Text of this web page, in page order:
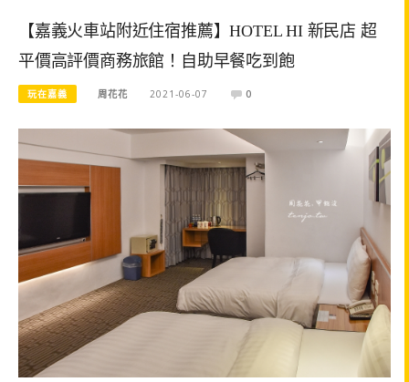
【嘉義火車站附近住宿推薦】HOTEL HI 新民店 超
平價高評價商務旅館！自助早餐吃到飽
玩在嘉義 周花花 2021-06-07 0